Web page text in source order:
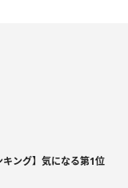
キング】気になる第1位